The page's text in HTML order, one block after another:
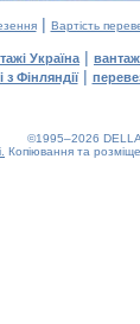
| Вартість
Україна |
з Фінляндії|
©1995–2026
Копіювання та